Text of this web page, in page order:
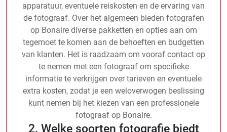
apparatuur, eventuele reiskosten en de ervaring van
de fotograaf. Over het algemeen bieden fotografen
op Bonaire diverse pakketten en opties aan om
tegemoet te komen aan de behoeften en budgetten
van klanten. Het is raadzaam om vooraf contact op
te nemen met een fotograaf om specifieke
informatie te verkrijgen over tarieven en eventuele
extra kosten, zodat je een weloverwogen beslissing
kunt nemen bij het kiezen van een professionele
fotograaf op Bonaire.
2. Welke soorten fotografie biedt